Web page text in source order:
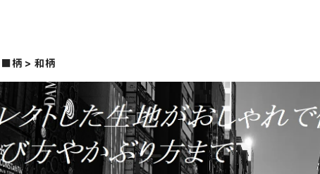
■柄 > 和柄